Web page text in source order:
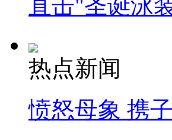
直击"圣诞泳
热点新闻
愤怒母象 携